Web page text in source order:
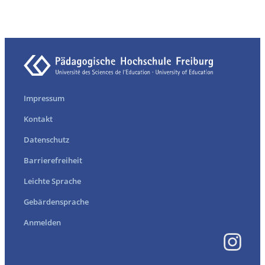
Impressum
Kontakt
Datenschutz
Barrierefreiheit
Leichte Sprache
Gebärdensprache
Anmelden